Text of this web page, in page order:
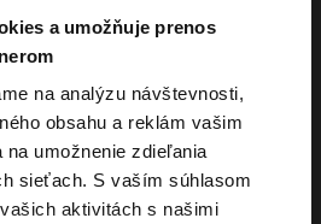
a umožňuje prenos
na analýzu návštevnosti,
obsahu a reklám vašim
umožnenie zdieľania
sieťach. S vaším súhlasom
aktivitách s našimi